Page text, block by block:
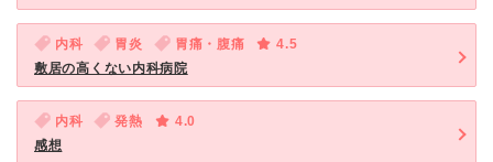
内科 胃炎 胃痛・腹痛
4.5
敷居の高くない内科病院
内科 発熱
4.0
感想